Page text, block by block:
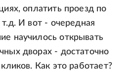
оплатить проезд по
И вот - очередная
научилось открывать
дворах - достаточно
Как это работает?